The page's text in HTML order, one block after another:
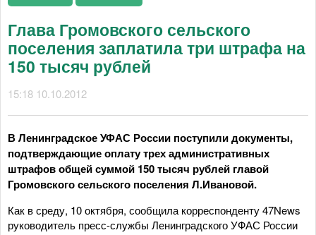
Глава Громовского сельского
поселения заплатила три штрафа на
150 тысяч рублей
15:18 10.10.2012
В Ленинградское УФАС России поступили документы,
подтверждающие оплату трех административных
штрафов общей суммой 150 тысяч рублей главой
Громовского сельского поселения Л.Ивановой.
Как в среду, 10 октября, сообщила корреспонденту 47News
руководитель пресс-службы Ленинградского УФАС России